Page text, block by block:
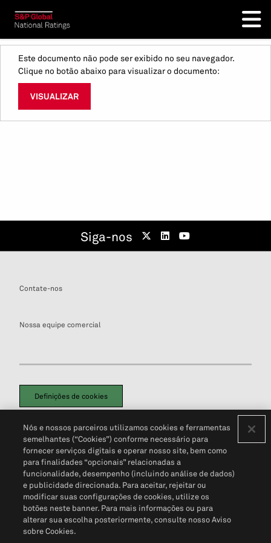
Este documento não pode ser exibido no seu navegador.
Clique no botão abaixo para visualizar o documento:
VISUALIZAR
Siga-nos
Contate-nos
Nossa equipe comercial
Definições de cookies
Política de PrivacidadePortal de privacidade do cliente (em inglês)
Não Venda Minhas Informações Pessoais© 2026 S&P Global
Nós e nossos parceiros utilizamos cookies e ferramentas
semelhantes (“Cookies”) conforme necessário para
fornecer serviços digitais e operar nosso site, bem como
para finalidades “opcionais” relacionadas a
funcionalidade, desempenho (incluindo análise de dados)
e publicidade direcionada. Para aceitar, rejeitar ou
modificar suas configurações de cookies, utilize os
botões neste banner. Para mais informações ou para
alterar sua escolha posteriormente, consulte nosso Aviso
sobre Cookies.